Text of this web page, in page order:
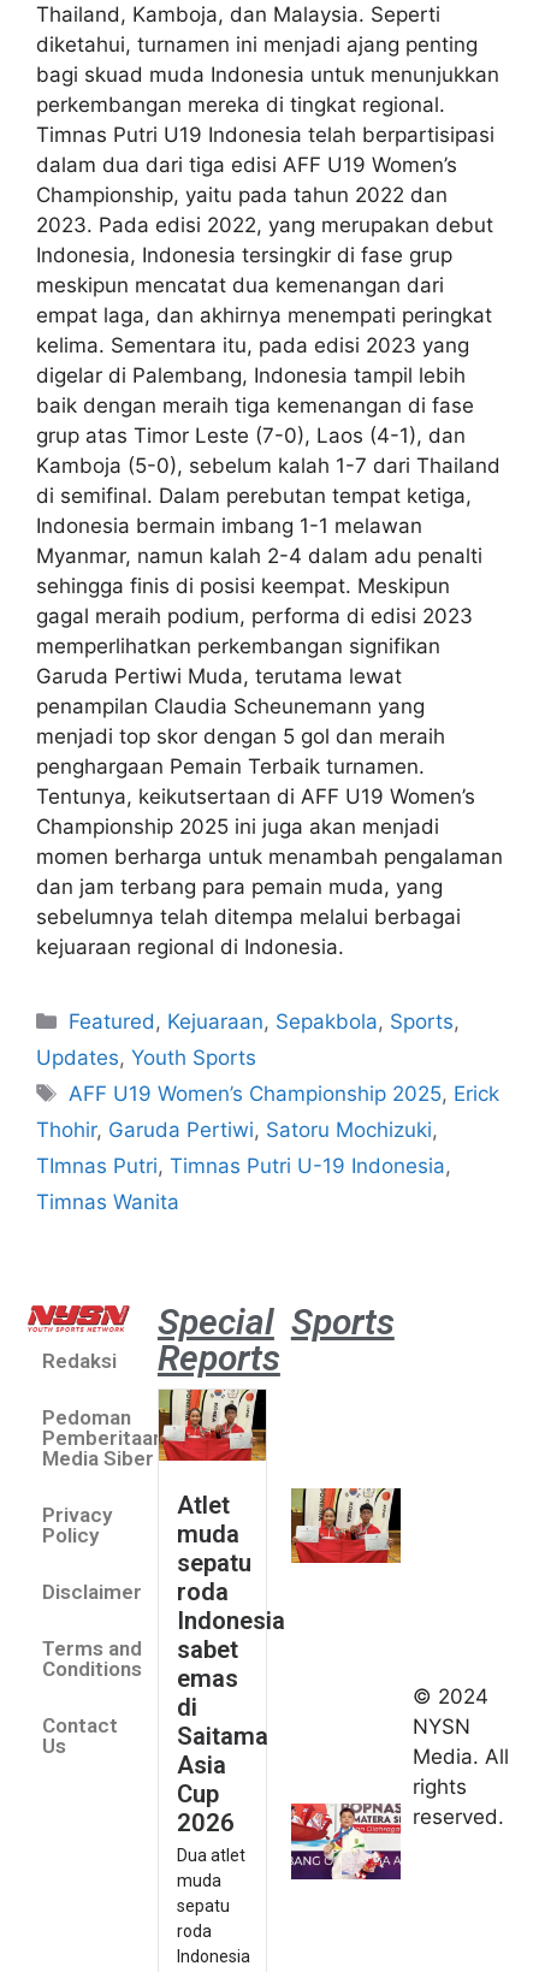
Thailand, Kamboja, dan Malaysia. Seperti
diketahui, turnamen ini menjadi ajang penting
bagi skuad muda Indonesia untuk menunjukkan
perkembangan mereka di tingkat regional.
Timnas Putri U19 Indonesia telah berpartisipasi
dalam dua dari tiga edisi AFF U19 Women’s
Championship, yaitu pada tahun 2022 dan
2023. Pada edisi 2022, yang merupakan debut
Indonesia, Indonesia tersingkir di fase grup
meskipun mencatat dua kemenangan dari
empat laga, dan akhirnya menempati peringkat
kelima. Sementara itu, pada edisi 2023 yang
digelar di Palembang, Indonesia tampil lebih
baik dengan meraih tiga kemenangan di fase
grup atas Timor Leste (7-0), Laos (4-1), dan
Kamboja (5-0), sebelum kalah 1-7 dari Thailand
di semifinal. Dalam perebutan tempat ketiga,
Indonesia bermain imbang 1-1 melawan
Myanmar, namun kalah 2-4 dalam adu penalti
sehingga finis di posisi keempat. Meskipun
gagal meraih podium, performa di edisi 2023
memperlihatkan perkembangan signifikan
Garuda Pertiwi Muda, terutama lewat
penampilan Claudia Scheunemann yang
menjadi top skor dengan 5 gol dan meraih
penghargaan Pemain Terbaik turnamen.
Tentunya, keikutsertaan di AFF U19 Women’s
Championship 2025 ini juga akan menjadi
momen berharga untuk menambah pengalaman
dan jam terbang para pemain muda, yang
sebelumnya telah ditempa melalui berbagai
kejuaraan regional di Indonesia.
Featured , Kejuaraan, Sepakbola, Sports,
Updates, Youth Sports
AFF U19 Women’s Championship 2025, Erick
Thohir, Garuda Pertiwi, Satoru Mochizuki,
TImnas Putri, Timnas Putri U-19 Indonesia,
Timnas Wanita
Redaksi
Pedoman
Pemberitaan
Media Siber
Privacy
Policy
Disclaimer
Terms and
Conditions
Contact
Us
Special
Reports
Atlet
muda
sepatu
roda
Indonesia
sabet
emas
di
Saitama
Asia
Cup
2026
Dua atlet
muda
sepatu
roda
Indonesia
Sports
2026
Indonesia
kirim tiga
lifter
muda ke
Kejuaraan
© 2024
NYSN
Media. All
rights
reserved.